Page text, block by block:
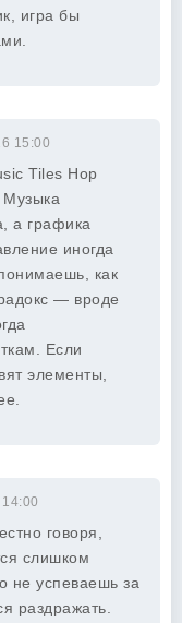
игра бы
15:00
Tiles Hop
Музыка
а графика
иногда
как
— вроде
Если
элементы,
говоря,
слишком
не успеваешь за
раздражать.